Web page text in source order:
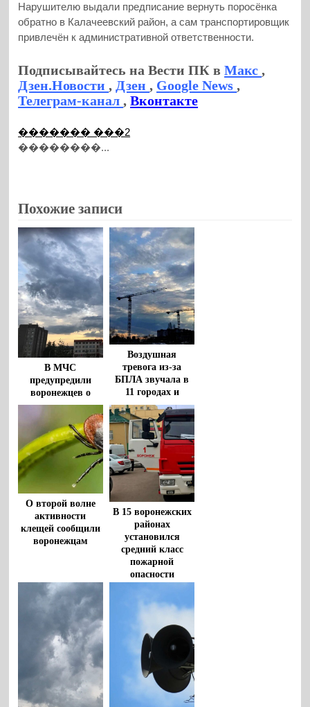
Нарушителю выдали предписание вернуть поросёнка
обратно в Калачеевский район, а сам транспортировщик
привлечён к административной ответственности.
Подписывайтесь на Вести ПК вМакс,
Дзен.Новости, Дзен, Google News,
Телеграм-канал,Вконтакте
������� ���2
��������...
Похожие записи
В МЧС
предупредили
воронежцев о
штормовом ветре
и грозах с градом
8 августа
Воздушная
тревога из-за
БПЛА звучала в
11 городах и
районах
Воронежской
области
О второй волне
активности
клещей сообщили
воронежцам
В 15 воронежских
районах
установился
средний класс
пожарной
опасности